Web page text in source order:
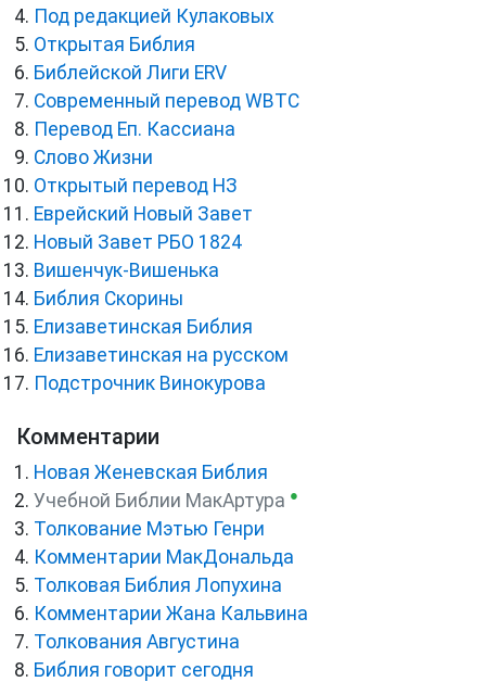
Под редакцией Кулаковых
Открытая Библия
Библейской Лиги ERV
Cовременный перевод WBTC
Перевод Еп. Кассиана
Слово Жизни
Открытый перевод НЗ
Еврейский Новый Завет
Новый Завет РБО 1824
Вишенчук-Вишенька
Библия Скорины
Елизаветинская Библия
Елизаветинская на русском
Подстрочник Винокурова
Комментарии
Новая Женевская Библия
Учебной Библии МакАртура ●
Толкование Мэтью Генри
Комментарии МакДональда
Толковая Библия Лопухина
Комментарии Жана Кальвина
Толкования Августина
Библия говорит сегодня